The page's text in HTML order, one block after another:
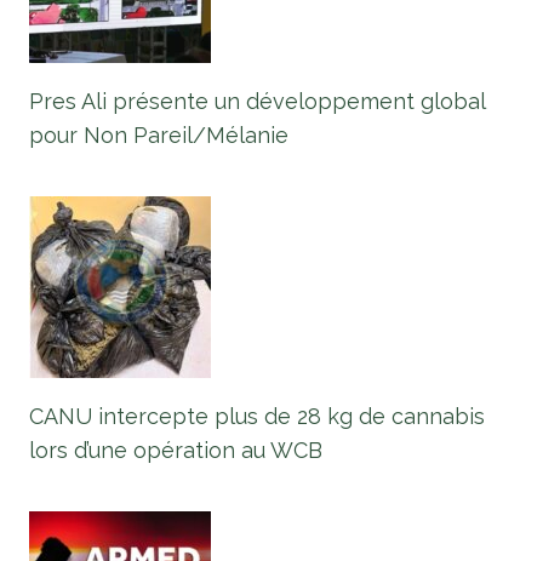
Pres Ali présente un développement global
pour Non Pareil/Mélanie
CANU intercepte plus de 28 kg de cannabis
lors d’une opération au WCB